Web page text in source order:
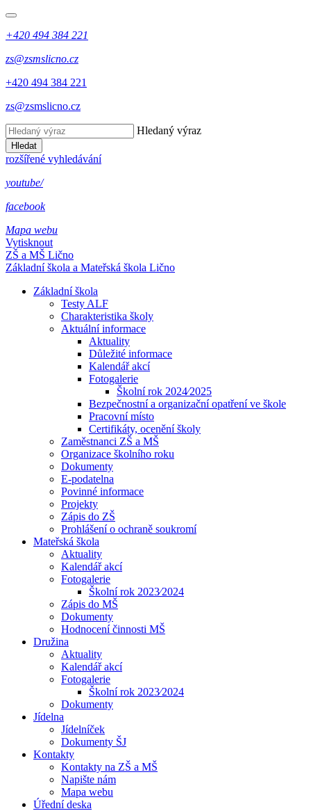
+420 494 384 221
zs@zsmslicno.cz
+420 494 384 221
zs@zsmslicno.cz
Hledaný výraz
Hledat
rozšířené vyhledávání
youtube/
facebook
Mapa webu
Vytisknout
ZŠ a MŠ Lično
Základní škola a Mateřská škola Lično
Základní škola
Testy ALF
Charakteristika školy
Aktuální informace
Aktuality
Důležité informace
Kalendář akcí
Fotogalerie
Školní rok 2024⁄2025
Bezpečnostní a organizační opatření ve škole
Pracovní místo
Certifikáty, ocenění školy
Zaměstnanci ZŠ a MŠ
Organizace školního roku
Dokumenty
E-podatelna
Povinné informace
Projekty
Zápis do ZŠ
Prohlášení o ochraně soukromí
Mateřská škola
Aktuality
Kalendář akcí
Fotogalerie
Školní rok 2023⁄2024
Zápis do MŠ
Dokumenty
Hodnocení činnosti MŠ
Družina
Aktuality
Kalendář akcí
Fotogalerie
Školní rok 2023⁄2024
Dokumenty
Jídelna
Jídelníček
Dokumenty ŠJ
Kontakty
Kontakty na ZŠ a MŠ
Napište nám
Mapa webu
Úřední deska